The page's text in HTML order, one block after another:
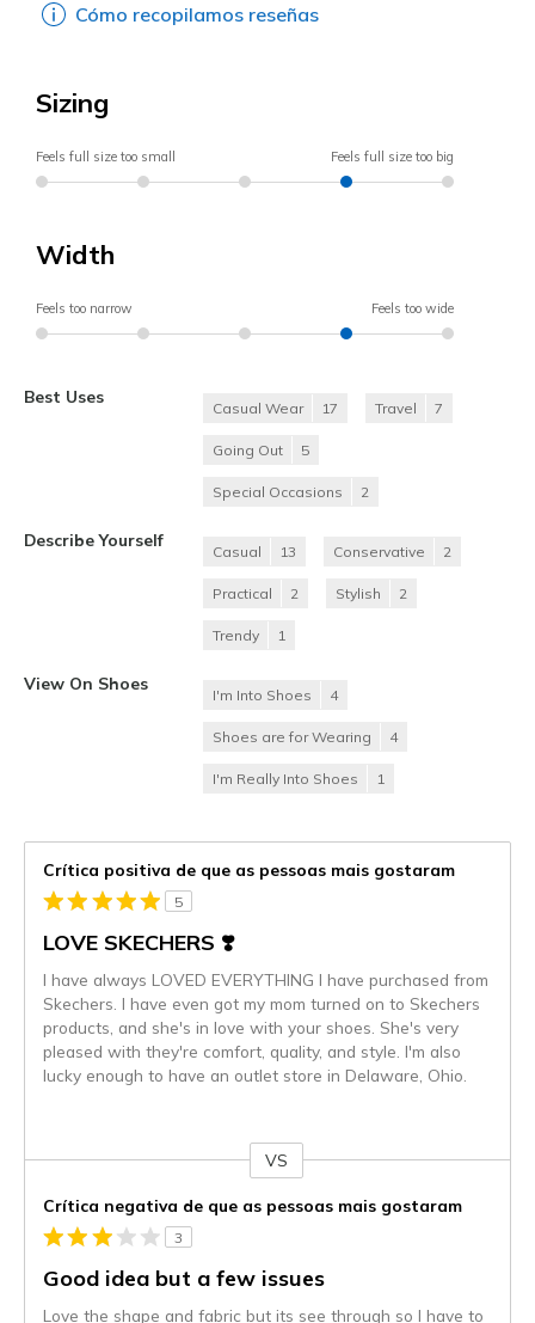
Cómo recopilamos reseñas
Sizing
Feels full size too small Feels full size too big
Width
Feels too narrow Feels too wide
Best Uses
Casual Wear 17 Travel 7
Going Out 5
Special Occasions 2
Describe Yourself
Casual 13 Conservative 2
Practical 2 Stylish 2
Trendy 1
View On Shoes
I'm Into Shoes 4
Shoes are for Wearing 4
I'm Really Into Shoes 1
Crítica positiva de que as pessoas mais gostaram
5
LOVE SKECHERS ❣️
I have always LOVED EVERYTHING I have purchased from
Skechers. I have even got my mom turned on to Skechers
products, and she's in love with your shoes. She's very
pleased with they're comfort, quality, and style. I'm also
lucky enough to have an outlet store in Delaware, Ohio.
VS
Crítica negativa de que as pessoas mais gostaram
3
Good idea but a few issues
Love the shape and fabric but its see through so I have to